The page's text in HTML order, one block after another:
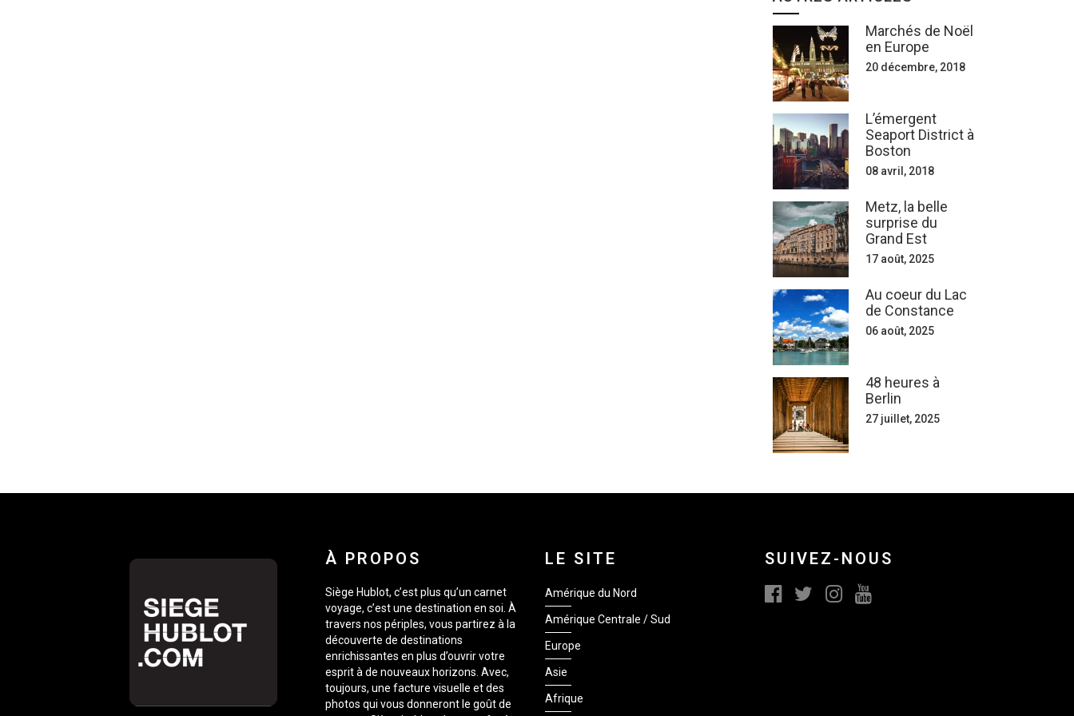
Marchés de Noël
en Europe
20 décembre, 2018
L’émergent
Seaport District à
Boston
08 avril, 2018
Metz, la belle
surprise du
Grand Est
17 août, 2025
Au coeur du Lac
de Constance
06 août, 2025
48 heures à
Berlin
27 juillet, 2025
À PROPOS
Siège Hublot, c’est plus qu’un carnet
voyage, c’est une destination en soi. À
travers nos périples, vous partirez à la
découverte de destinations
enrichissantes en plus d’ouvrir votre
esprit à de nouveaux horizons. Avec,
toujours, une facture visuelle et des
photos qui vous donneront le goût de
LE SITE
Amérique du Nord
Amérique Centrale / Sud
Europe
Asie
Afrique
SUIVEZ-NOUS